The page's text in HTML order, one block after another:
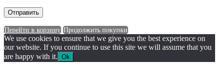
Перейти в корзину Продолжить покупки
We use cookies to ensure that we give you the best experience on
our website. If you continue to use this site we will assume that you
are happy with it. Ok